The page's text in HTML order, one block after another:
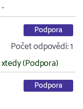
-
Podpora
Počet odpovědí:1
xtedy (Podpora)
Podpora